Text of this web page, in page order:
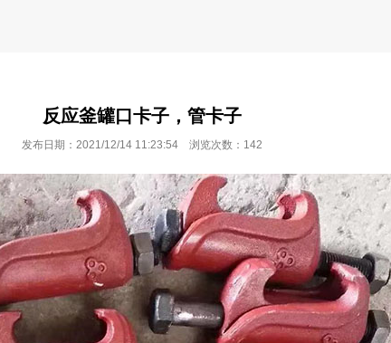
反应釜罐口卡子，管卡子
发布日期：2021/12/14 11:23:54 浏览次数： 142